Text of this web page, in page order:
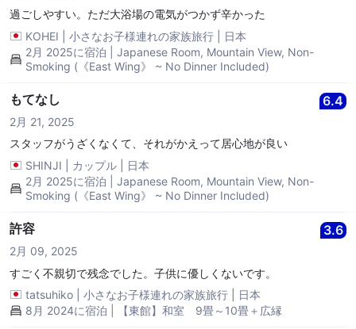
過ごしやすい。ただ大浴場の電気がつかず辛かった
KOHEI
小さなお子様連れの家族旅行
日本
2月 2025に宿泊 | Japanese Room, Mountain View, Non-
Smoking (《East Wing》 ~ No Dinner Included)
もてなし 6.4
2月 21, 2025
スタッフがうざくなくて、それがかえって居心地が良い
SHINJI
カップル
日本
2月 2025に宿泊 | Japanese Room, Mountain View, Non-
Smoking (《East Wing》 ~ No Dinner Included)
許容 3.6
2月 09, 2025
すごく不親切で残念でした。子供に優しくないです。
tatsuhiko
小さなお子様連れの家族旅行
日本
8月 2024に宿泊 | 【東館】和室 9畳～10畳＋広縁